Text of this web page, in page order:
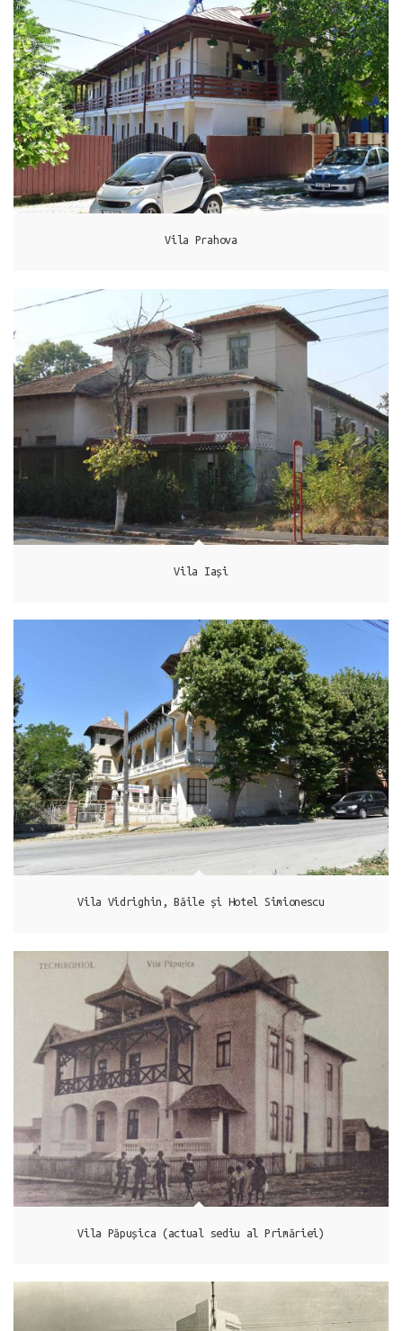
Techirghiol
Vila Prahova
Techirghiol
Vila Iași
Techirghiol
Vila Vidrighin, Băile și Hotel Simionescu
Techirghiol
Vila Păpușica (actual sediu al Primăriei)